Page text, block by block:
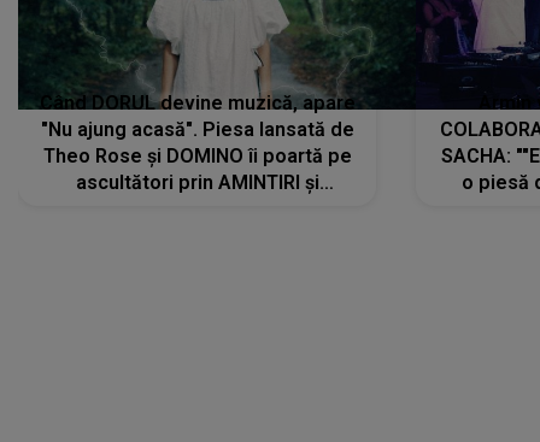
Când DORUL devine muzică, apare
"Nu ajung acasă". Piesa lansată de
Theo Rose și DOMINO îi poartă pe
ascultători prin AMINTIRI și
SACHA:
o piesă